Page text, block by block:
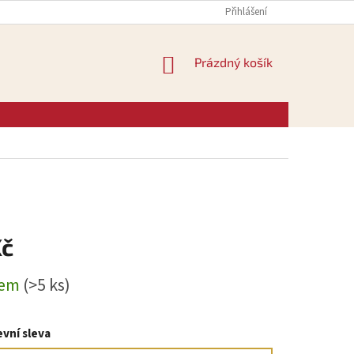
Přihlášení
NÁKUPNÍ
Prázdný košík
(>5 ks)
sleva